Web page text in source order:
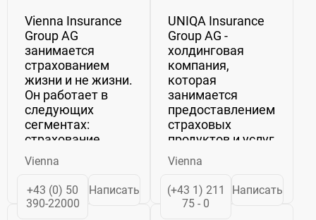
Vienna Insurance
Group AG
занимается
страхованием
жизни и не жизни.
Он работает в
следующих
сегментах:
страхование
имущества и
несчастных
случаев,
страхование
Vienna
+43 (0) 50
390-22000
Написать
UNIQA Insurance
Group AG -
холдинговая
компания,
которая
занимается
предоставлением
страховых
продуктов и услуг
на всей
территории
Австрии и других
европейских
Vienna
(+43 1) 211
75 - 0
Написать